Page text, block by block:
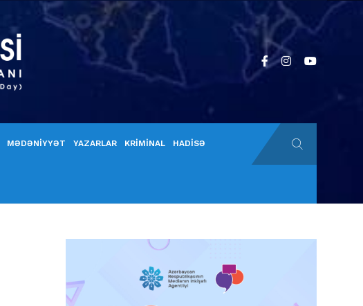
MƏDƏNİYYƏT YAZARLAR KRİMİNAL HADİSƏ